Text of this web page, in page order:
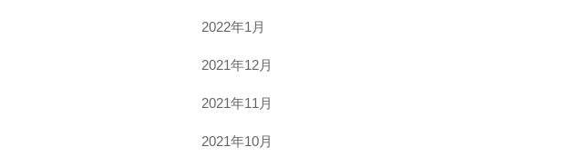
2022年1月
2021年12月
2021年11月
2021年10月